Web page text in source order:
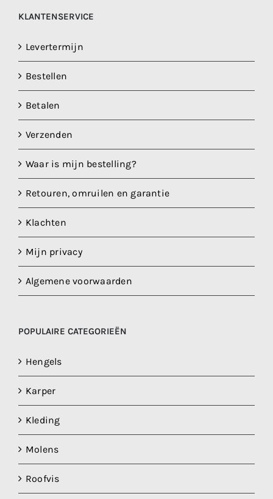
KLANTENSERVICE
Levertermijn
Bestellen
Betalen
Verzenden
Waar is mijn bestelling?
Retouren, omruilen en garantie
Klachten
Mijn privacy
Algemene voorwaarden
POPULAIRE CATEGORIEËN
Hengels
Karper
Kleding
Molens
Roofvis